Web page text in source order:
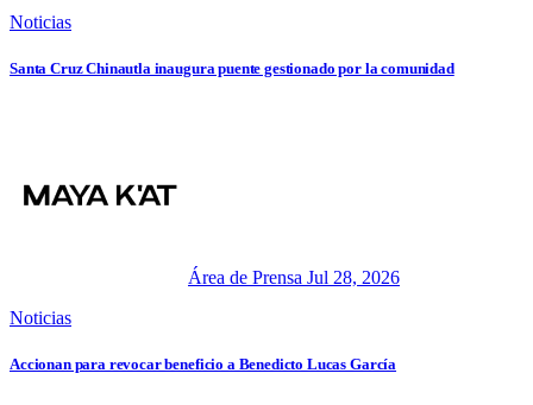
Noticias
Santa Cruz Chinautla inaugura puente gestionado por la comunidad
Área de Prensa Jul 28, 2026
Noticias
Accionan para revocar beneficio a Benedicto Lucas García